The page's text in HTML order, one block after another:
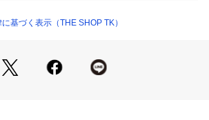
までの自然な絞りからヒップにかけての
の拘りのパターン設計や縫製手法（前肩縫
ど）により、細部にゆとりを持たせること
基づく表示（THE SHOP TK）